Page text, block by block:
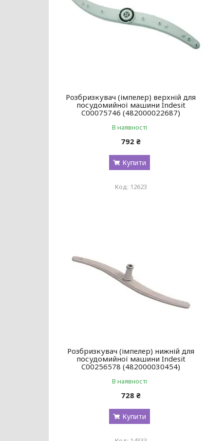
Розбризкувач (імпелер) верхній для
посудомийної машини Indesit
C00075746 (482000022687)
В наявності
792 ₴
Купити
12623
Розбризкувач (імпелер) нижній для
посудомийної машини Indesit
C00256578 (482000030454)
В наявності
728 ₴
Купити